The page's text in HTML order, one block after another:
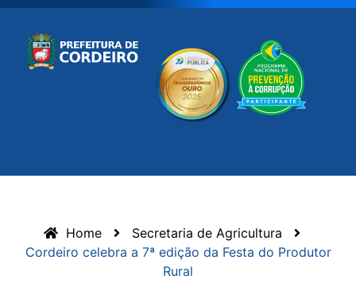
Home
Secretaria de Agricultura
Cordeiro celebra a 7ª edição da Festa do Produtor
Rural